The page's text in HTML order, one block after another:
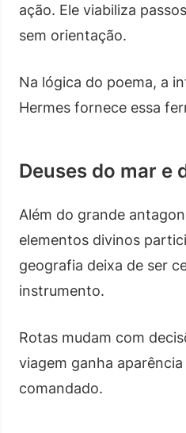
ação. Ele viabiliza
sem orientação.
Na lógica do poema, a
Hermes fornece essa
Deuses do mar e
Além do grande
elementos divinos
geografia deixa de ser
instrumento.
Rotas mudam com
viagem ganha
comandado.